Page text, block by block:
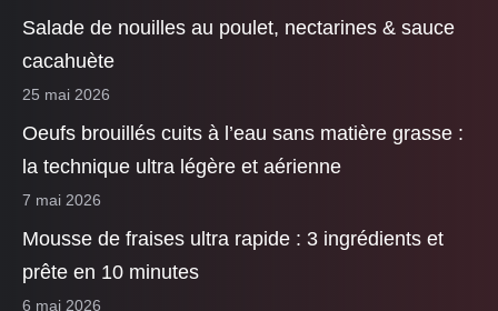
Salade de nouilles au poulet, nectarines & sauce
cacahuète
25 mai 2026
Oeufs brouillés cuits à l’eau sans matière grasse :
la technique ultra légère et aérienne
7 mai 2026
Mousse de fraises ultra rapide : 3 ingrédients et
prête en 10 minutes
6 mai 2026